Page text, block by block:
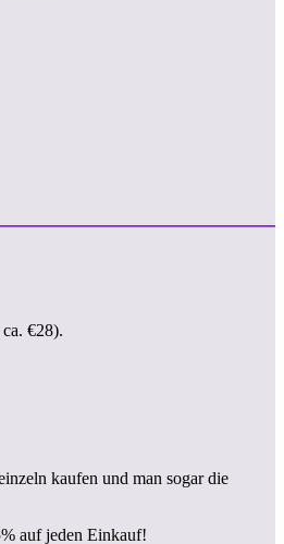
€28).
kaufen und man sogar die
auf jeden Einkauf!